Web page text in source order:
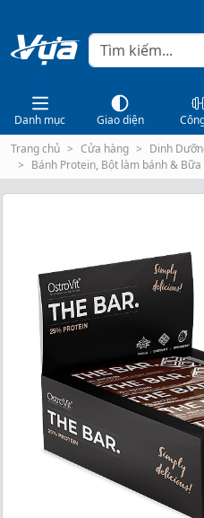
Danh mục Giao diện
Trang chủ
Cửa hàng Dinh
Bánh Protein, Bột làm bánh &